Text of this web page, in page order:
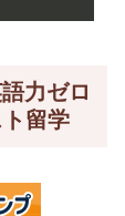
力ゼロ
留学